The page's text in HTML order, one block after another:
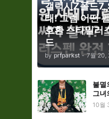
갤럭시Z폴드7,
태! 그럼 어떤
호환 스타일러
드
by prfparkst - 7월 20,
불멸
그녀
10월